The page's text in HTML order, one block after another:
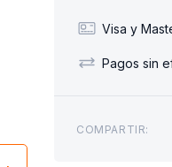
Visa y
Pagos sin
COMPARTIR: